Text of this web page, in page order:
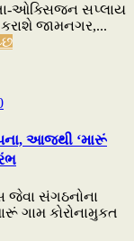
ઓક્સિજન સપ્લાય
કરાશે જામનગર,...
આજથી ‘મારૂં
જેવા સંગઠનોના
ગામ કોરોનામુકત